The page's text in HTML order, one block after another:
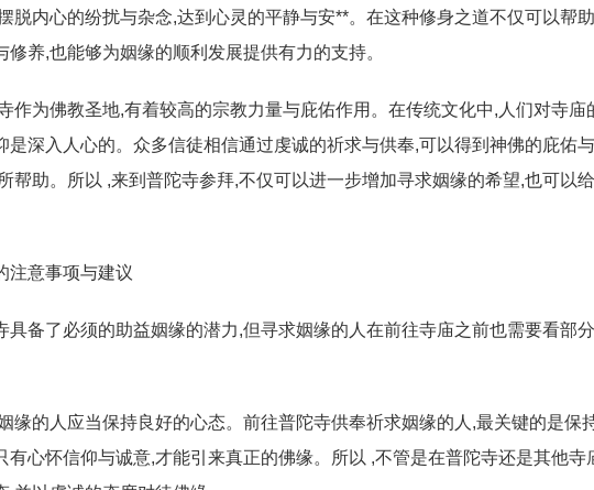
脱内心的纷扰与杂念,达到心灵的平静与安**。在这种修身之道不仅可以帮
修养,也能够为姻缘的顺利发展提供有力的支持。
作为佛教圣地,有着较高的宗教力量与庇佑作用。在传统文化中,人们对寺庙
是深入人心的。众多信徒相信通过虔诚的祈求与供奉,可以得到神佛的庇佑
帮助。所以 ,来到普陀寺参拜,不仅可以进一步增加寻求姻缘的希望,也可以
注意事项与建议
具备了必须的助益姻缘的潜力,但寻求姻缘的人在前往寺庙之前也需要看部
缘的人应当保持良好的心态。前往普陀寺供奉祈求姻缘的人,最关键的是保
有心怀信仰与诚意,才能引来真正的佛缘。所以 ,不管是在普陀寺还是其他寺